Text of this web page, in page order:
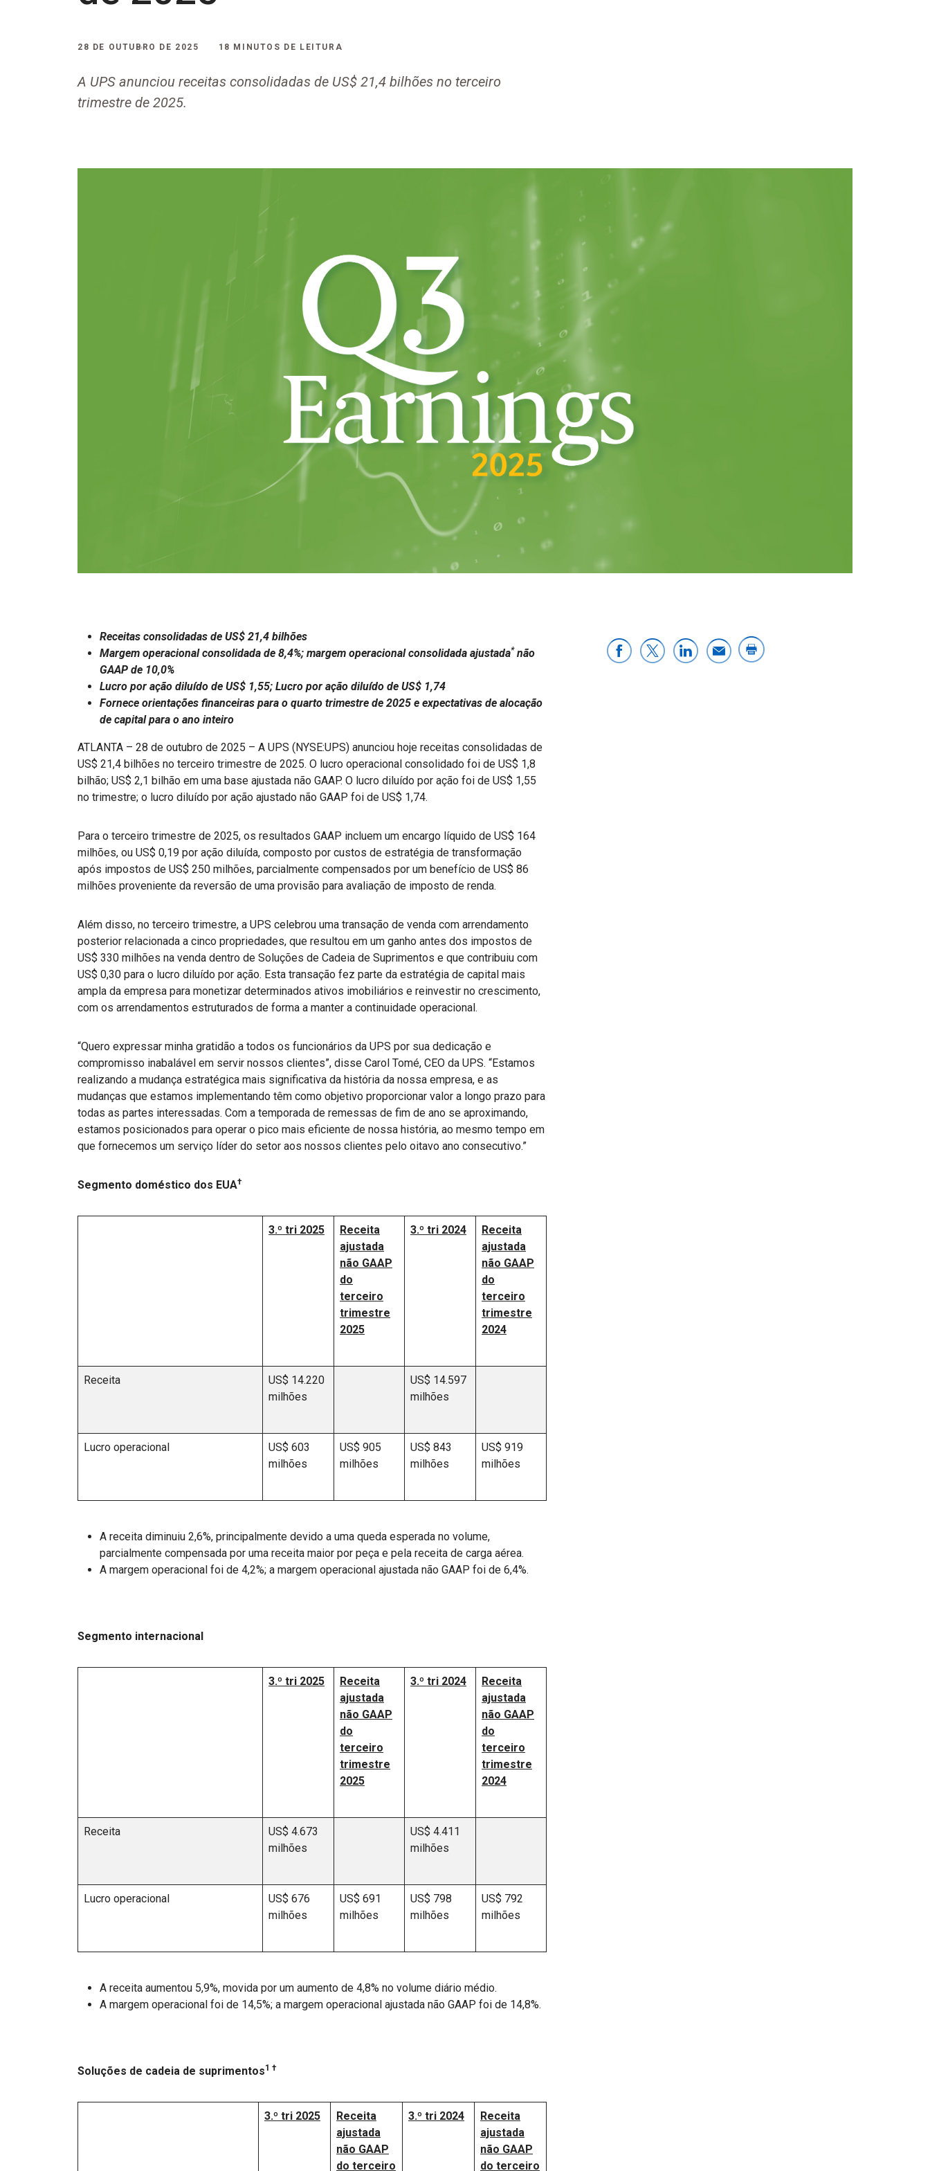
28 DE OUTUBRO DE 2025 18 MINUTOS DE LEITURA
A UPS anunciou receitas consolidadas de US$ 21,4 bilhões no terceiro
trimestre de 2025.
Receitas consolidadas de US$ 21,4 bilhões
Margem operacional consolidada de 8,4%; margem operacional consolidada ajustada*não
GAAP de 10,0%
Lucro por ação diluído de US$ 1,55; Lucro por ação diluído de US$ 1,74
Fornece orientações financeiras para o quarto trimestre de 2025 e expectativas de alocação
de capital para o ano inteiro
ATLANTA – 28 de outubro de 2025 – A UPS (NYSE:UPS) anunciou hoje receitas consolidadas de
US$ 21,4 bilhões no terceiro trimestre de 2025. O lucro operacional consolidado foi de US$ 1,8
bilhão; US$ 2,1 bilhão em uma base ajustada não GAAP. O lucro diluído por ação foi de US$ 1,55
no trimestre; o lucro diluído por ação ajustado não GAAP foi de US$ 1,74.
Para o terceiro trimestre de 2025, os resultados GAAP incluem um encargo líquido de US$ 164
milhões, ou US$ 0,19 por ação diluída, composto por custos de estratégia de transformação
após impostos de US$ 250 milhões, parcialmente compensados por um benefício de US$ 86
milhões proveniente da reversão de uma provisão para avaliação de imposto de renda.
Além disso, no terceiro trimestre, a UPS celebrou uma transação de venda com arrendamento
posterior relacionada a cinco propriedades, que resultou em um ganho antes dos impostos de
US$ 330 milhões na venda dentro de Soluções de Cadeia de Suprimentos e que contribuiu com
US$ 0,30 para o lucro diluído por ação. Esta transação fez parte da estratégia de capital mais
ampla da empresa para monetizar determinados ativos imobiliários e reinvestir no crescimento,
com os arrendamentos estruturados de forma a manter a continuidade operacional.
“Quero expressar minha gratidão a todos os funcionários da UPS por sua dedicação e
compromisso inabalável em servir nossos clientes”, disse Carol Tomé, CEO da UPS. “Estamos
realizando a mudança estratégica mais significativa da história da nossa empresa, e as
mudanças que estamos implementando têm como objetivo proporcionar valor a longo prazo para
todas as partes interessadas. Com a temporada de remessas de fim de ano se aproximando,
estamos posicionados para operar o pico mais eficiente de nossa história, ao mesmo tempo em
que fornecemos um serviço líder do setor aos nossos clientes pelo oitavo ano consecutivo.”
Segmento doméstico dos EUA†
3.º tri 2025
Receita
ajustada
não GAAP
do
terceiro
trimestre
2025
3.º tri 2024
Receita
ajustada
não GAAP
do
terceiro
trimestre
2024
Receita
US$ 14.220
milhões
US$ 14.597
milhões
Lucro operacional
US$ 603
milhões
US$ 905
milhões
US$ 843
milhões
US$ 919
milhões
A receita diminuiu 2,6%, principalmente devido a uma queda esperada no volume,
parcialmente compensada por uma receita maior por peça e pela receita de carga aérea.
A margem operacional foi de 4,2%; a margem operacional ajustada não GAAP foi de 6,4%.
Segmento internacional
3.º tri 2025
Receita
ajustada
não GAAP
do
terceiro
trimestre
2025
3.º tri 2024
Receita
ajustada
não GAAP
do
terceiro
trimestre
2024
Receita
US$ 4.673
milhões
US$ 4.411
milhões
Lucro operacional
US$ 676
milhões
US$ 691
milhões
US$ 798
milhões
US$ 792
milhões
A receita aumentou 5,9%, movida por um aumento de 4,8% no volume diário médio.
A margem operacional foi de 14,5%; a margem operacional ajustada não GAAP foi de 14,8%.
Soluções de cadeia de suprimentos1 †
3.º tri 2025
Receita
ajustada
não GAAP
do terceiro
3.º tri 2024
Receita
ajustada
não GAAP
do terceiro